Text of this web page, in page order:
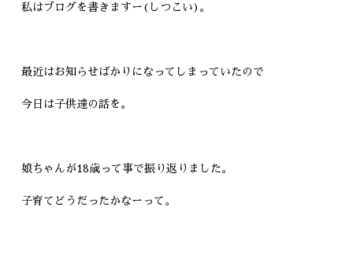
私はブログを書きますー(しつこい)。
最近はお知らせばかりになってしまっていたので
今日は子供達の話を。
娘ちゃんが18歳って事で振り返りました。
子育てどうだったかなーって。